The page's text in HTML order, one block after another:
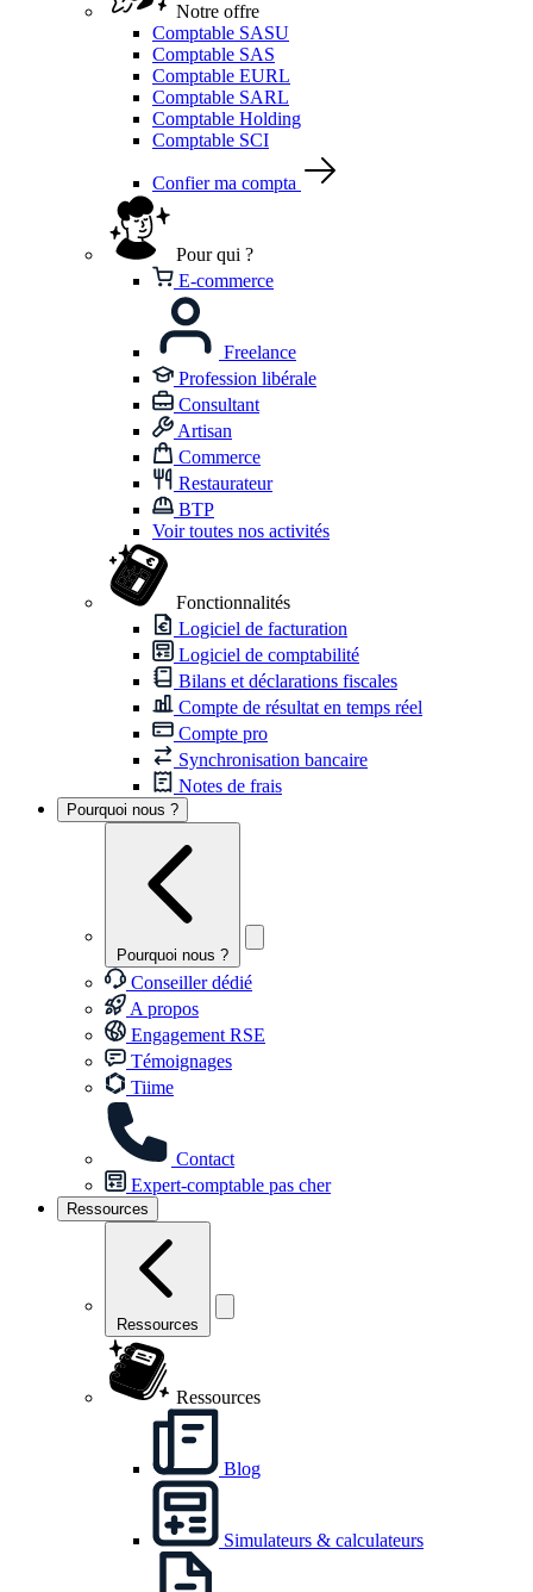
Notre offre
Comptable SASU
Comptable SAS
Comptable EURL
Comptable SARL
Comptable Holding
Comptable SCI
Confier ma compta
Pour qui ?
E-commerce
Freelance
Profession libérale
Consultant
Artisan
Commerce
Restaurateur
BTP
Voir toutes nos activités
Fonctionnalités
Logiciel de facturation
Logiciel de comptabilité
Bilans et déclarations fiscales
Compte de résultat en temps réel
Compte pro
Synchronisation bancaire
Notes de frais
Pourquoi nous ?
Pourquoi nous ?
Conseiller dédié
A propos
Engagement RSE
Témoignages
Tiime
Contact
Expert-comptable pas cher
Ressources
Ressources
Ressources
Blog
Simulateurs & calculateurs